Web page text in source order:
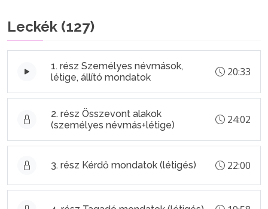
Leckék (127)
1. rész Személyes névmások,
létige, állító mondatok
20:33
2. rész Összevont alakok
(személyes névmás+létige)
24:02
3. rész Kérdő mondatok (létigés) 22:00